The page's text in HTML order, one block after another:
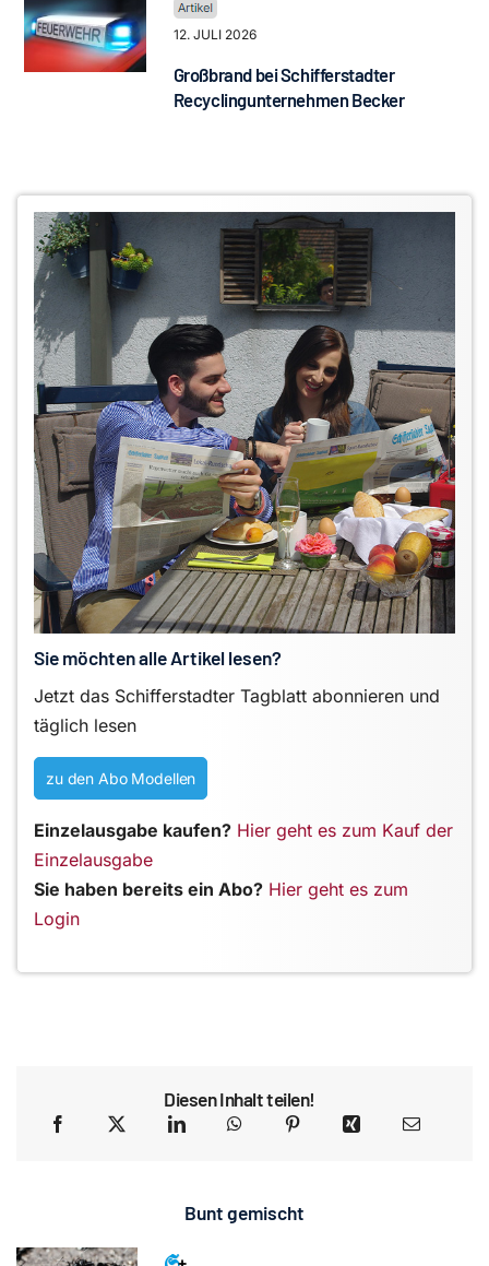
12. JULI 2026
Großbrand bei Schifferstadter
Recyclingunternehmen Becker
Sie möchten alle Artikel lesen?
Jetzt das Schifferstadter Tagblatt abonnieren und
täglich lesen
zu den Abo Modellen
Einzelausgabe kaufen? Hier geht es zum Kauf der
Einzelausgabe
Sie haben bereits ein Abo? Hier geht es zum
Login
Diesen Inhalt teilen!
Bunt gemischt